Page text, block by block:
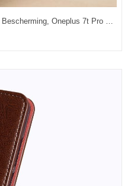
Oneplus 7t Pro Hoesje Kaart Folio Bescherming, Oneplus 7t Pro Hoesje Hoes Mobiele Telefoon